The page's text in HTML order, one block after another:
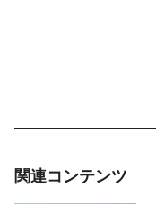
関連コンテンツ